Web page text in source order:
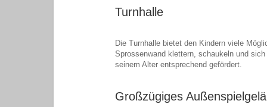
Turnhalle
Die Turnhalle bietet den Kindern viele
Sprossenwand klettern, schaukeln und
seinem Alter entsprechend gefördert.
Großzügiges